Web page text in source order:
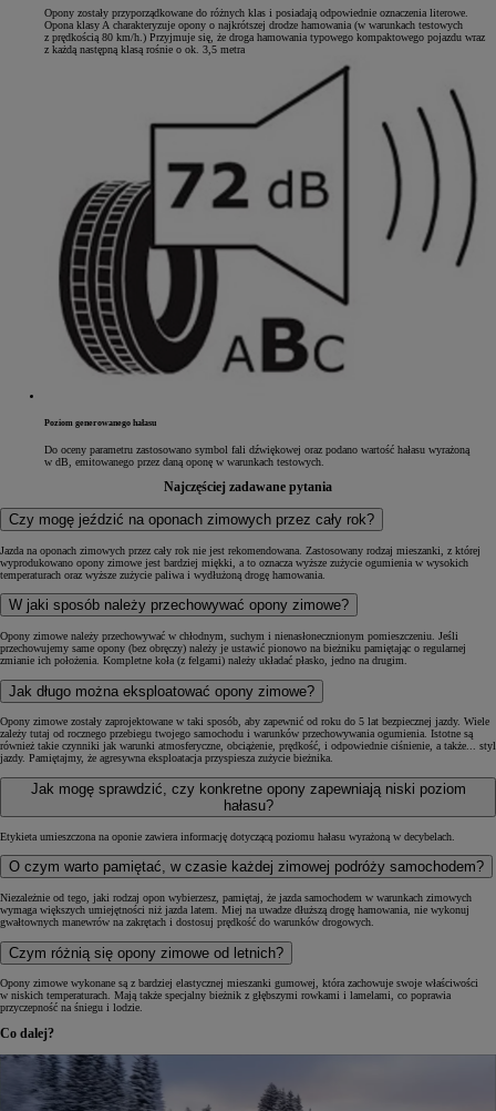
Opony zostały przyporządkowane do różnych klas i posiadają odpowiednie oznaczenia literowe.
Opona klasy A charakteryzuje opony o najkrótszej drodze hamowania (w warunkach testowych
z prędkością 80 km/h.) Przyjmuje się, że droga hamowania typowego kompaktowego pojazdu wraz
z każdą następną klasą rośnie o ok. 3,5 metra
Poziom generowanego hałasu
Do oceny parametru zastosowano symbol fali dźwiękowej oraz podano wartość hałasu wyrażoną
w dB, emitowanego przez daną oponę w warunkach testowych.
Najczęściej zadawane pytania
Czy mogę jeździć na oponach zimowych przez cały rok?
Jazda na oponach zimowych przez cały rok nie jest rekomendowana. Zastosowany rodzaj mieszanki, z której
wyprodukowano opony zimowe jest bardziej miękki, a to oznacza wyższe zużycie ogumienia w wysokich
temperaturach oraz wyższe zużycie paliwa i wydłużoną drogę hamowania.
W jaki sposób należy przechowywać opony zimowe?
Opony zimowe należy przechowywać w chłodnym, suchym i nienasłonecznionym pomieszczeniu. Jeśli
przechowujemy same opony (bez obręczy) należy je ustawić pionowo na bieżniku pamiętając o regularnej
zmianie ich położenia. Kompletne koła (z felgami) należy układać płasko, jedno na drugim.
Jak długo można eksploatować opony zimowe?
Opony zimowe zostały zaprojektowane w taki sposób, aby zapewnić od roku do 5 lat bezpiecznej jazdy. Wiele
zależy tutaj od rocznego przebiegu twojego samochodu i warunków przechowywania ogumienia. Istotne są
również takie czynniki jak warunki atmosferyczne, obciążenie, prędkość, i odpowiednie ciśnienie, a także... styl
jazdy. Pamiętajmy, że agresywna eksploatacja przyspiesza zużycie bieżnika.
Jak mogę sprawdzić, czy konkretne opony zapewniają niski poziom
hałasu?
Etykieta umieszczona na oponie zawiera informację dotyczącą poziomu hałasu wyrażoną w decybelach.
O czym warto pamiętać, w czasie każdej zimowej podróży samochodem?
Niezależnie od tego, jaki rodzaj opon wybierzesz, pamiętaj, że jazda samochodem w warunkach zimowych
wymaga większych umiejętności niż jazda latem. Miej na uwadze dłuższą drogę hamowania, nie wykonuj
gwałtownych manewrów na zakrętach i dostosuj prędkość do warunków drogowych.
Czym różnią się opony zimowe od letnich?
Opony zimowe wykonane są z bardziej elastycznej mieszanki gumowej, która zachowuje swoje właściwości
w niskich temperaturach. Mają także specjalny bieżnik z głębszymi rowkami i lamelami, co poprawia
przyczepność na śniegu i lodzie.
Co dalej?